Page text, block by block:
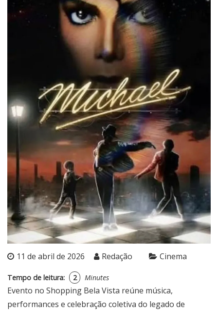
11 de abril de 2026 Redação Cinema
Tempo de leitura: 2 Minutes
Evento no Shopping Bela Vista reúne música,
performances e celebração coletiva do legado de